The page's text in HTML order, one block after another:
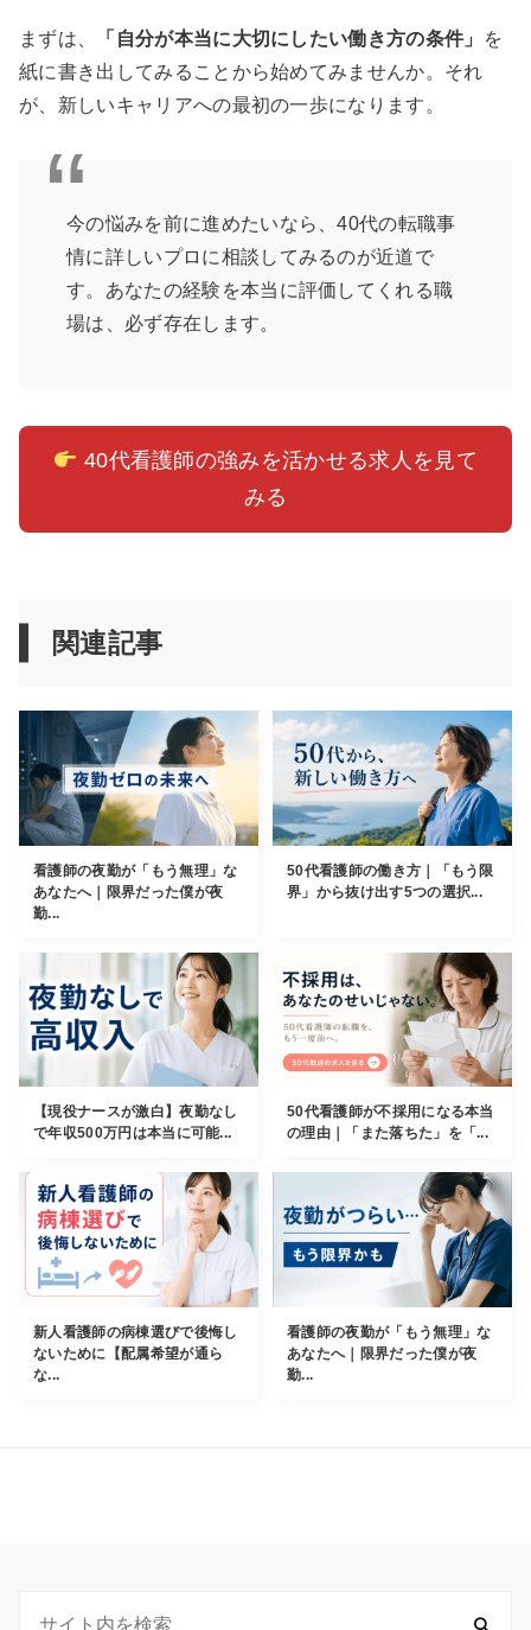
まずは、 「自分が本当に大切にしたい働き方の条件」
を
紙に書き出してみることから始めてみませんか。それ
が、新しいキャリアへの最初の一歩になります。
今の悩みを前に進めたいなら、40代の転職事
情に詳しいプロに相談してみるのが近道で
す。あなたの経験を本当に評価してくれる職
場は、必ず存在します。
40代看護師の強みを活かせる求人を見て
みる
関連記事
看護師の夜勤が「もう無理」な
あなたへ｜限界だった僕が夜
勤...
50代看護師の働き方｜「もう限
界」から抜け出す5つの選択...
【現役ナースが激白】夜勤なし
で年収500万円は本当に可能...
50代看護師が不採用になる本当
の理由｜「また落ちた」を「...
新人看護師の病棟選びで後悔し
ないために【配属希望が通ら
な...
看護師の夜勤が「もう無理」な
あなたへ｜限界だった僕が夜
勤...